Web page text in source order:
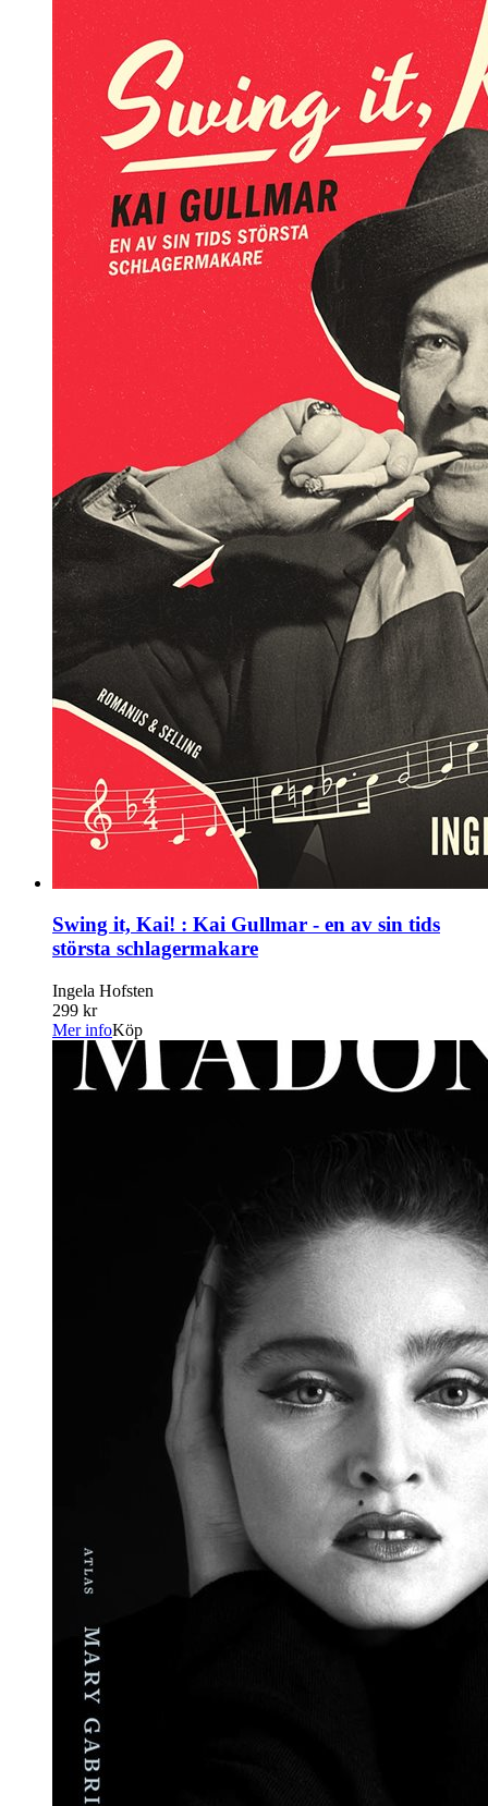
Swing it, Kai! : Kai Gullmar - en av sin tids
största schlagermakare
Ingela Hofsten
299 kr
Mer infoKöp